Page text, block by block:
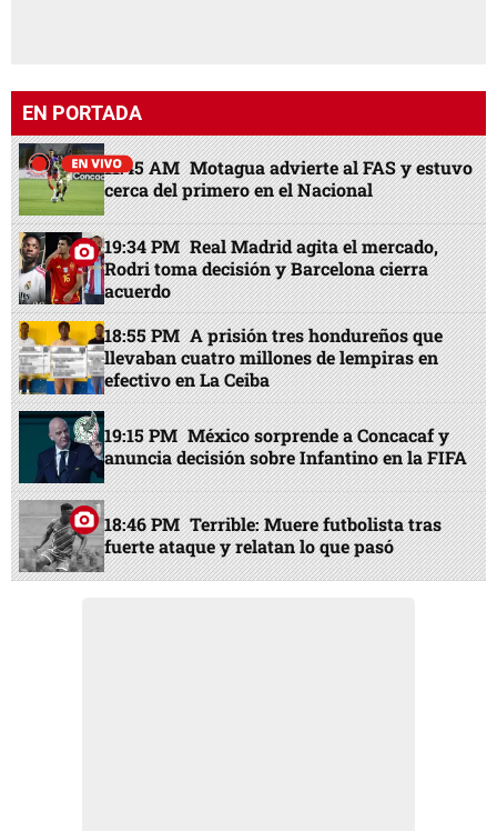
EN PORTADA
11:45 AM Motagua advierte al FAS y estuvo
cerca del primero en el Nacional
19:34 PM Real Madrid agita el mercado,
Rodri toma decisión y Barcelona cierra
acuerdo
18:55 PM A prisión tres hondureños que
llevaban cuatro millones de lempiras en
efectivo en La Ceiba
19:15 PM México sorprende a Concacaf y
anuncia decisión sobre Infantino en la FIFA
18:46 PM Terrible: Muere futbolista tras
fuerte ataque y relatan lo que pasó